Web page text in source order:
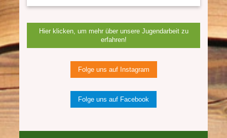
Hier klicken, um mehr über unsere Jugendarbeit zu
erfahren!
Folge uns auf Instagram
Folge uns auf Facebook